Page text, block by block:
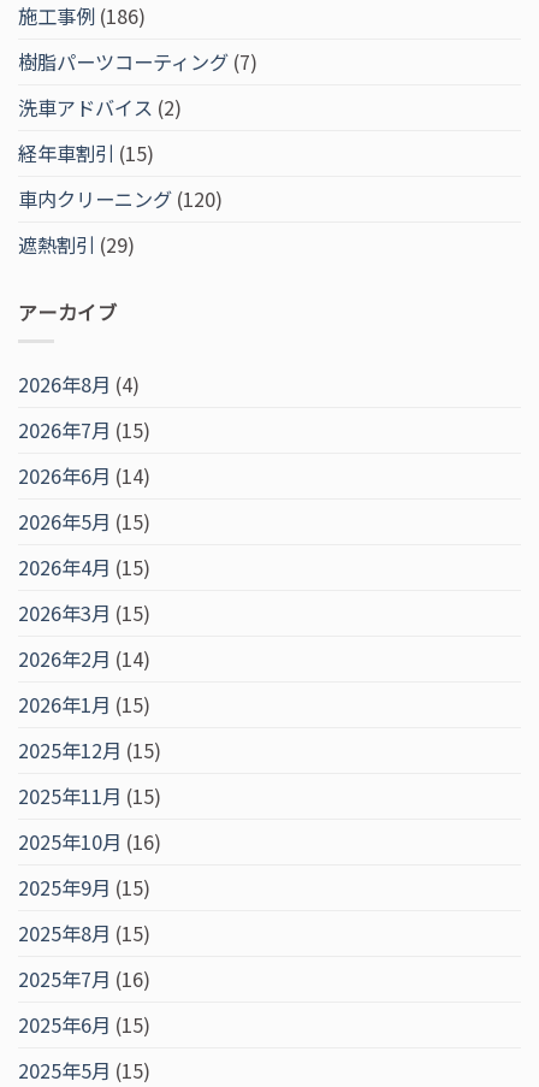
施工事例 (186)
樹脂パーツコーティング (7)
洗車アドバイス (2)
経年車割引 (15)
車内クリーニング (120)
遮熱割引 (29)
アーカイブ
2026年8月 (4)
2026年7月 (15)
2026年6月 (14)
2026年5月 (15)
2026年4月 (15)
2026年3月 (15)
2026年2月 (14)
2026年1月 (15)
2025年12月 (15)
2025年11月 (15)
2025年10月 (16)
2025年9月 (15)
2025年8月 (15)
2025年7月 (16)
2025年6月 (15)
2025年5月 (15)